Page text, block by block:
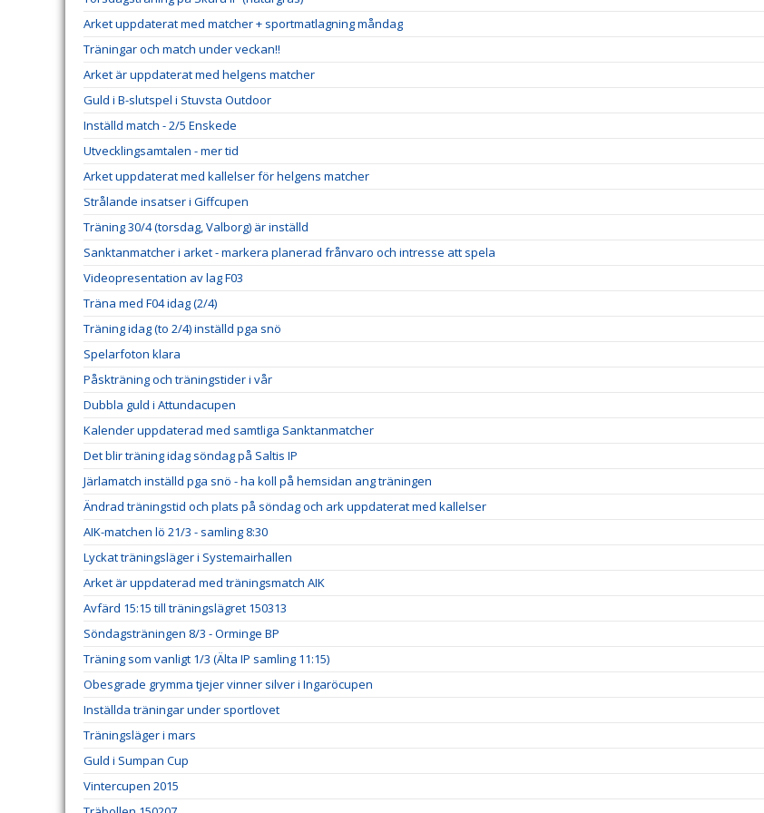
Arket uppdaterat med matcher + sportmatlagning måndag
Träningar och match under veckan!!
Arket är uppdaterat med helgens matcher
Guld i B-slutspel i Stuvsta Outdoor
Inställd match - 2/5 Enskede
Utvecklingsamtalen - mer tid
Arket uppdaterat med kallelser för helgens matcher
Strålande insatser i Giffcupen
Träning 30/4 (torsdag, Valborg) är inställd
Sanktanmatcher i arket - markera planerad frånvaro och intresse att spela
Videopresentation av lag F03
Träna med F04 idag (2/4)
Träning idag (to 2/4) inställd pga snö
Spelarfoton klara
Påskträning och träningstider i vår
Dubbla guld i Attundacupen
Kalender uppdaterad med samtliga Sanktanmatcher
Det blir träning idag söndag på Saltis IP
Järlamatch inställd pga snö - ha koll på hemsidan ang träningen
Ändrad träningstid och plats på söndag och ark uppdaterat med kallelser
AIK-matchen lö 21/3 - samling 8:30
Lyckat träningsläger i Systemairhallen
Arket är uppdaterad med träningsmatch AIK
Avfärd 15:15 till träningslägret 150313
Söndagsträningen 8/3 - Orminge BP
Träning som vanligt 1/3 (Älta IP samling 11:15)
Obesgrade grymma tjejer vinner silver i Ingaröcupen
Inställda träningar under sportlovet
Träningsläger i mars
Guld i Sumpan Cup
Vintercupen 2015